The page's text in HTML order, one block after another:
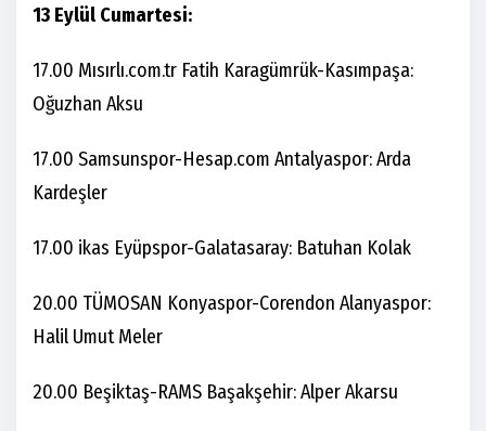
13 Eylül Cumartesi:
17.00 Mısırlı.com.tr Fatih Karagümrük-Kasımpaşa:
Oğuzhan Aksu
17.00 Samsunspor-Hesap.com Antalyaspor: Arda
Kardeşler
17.00 ikas Eyüpspor-Galatasaray: Batuhan Kolak
20.00 TÜMOSAN Konyaspor-Corendon Alanyaspor:
Halil Umut Meler
20.00 Beşiktaş-RAMS Başakşehir: Alper Akarsu